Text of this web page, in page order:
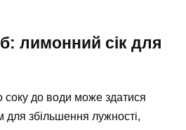
лимонний сік для
до води може здатися
для збільшення лужності,